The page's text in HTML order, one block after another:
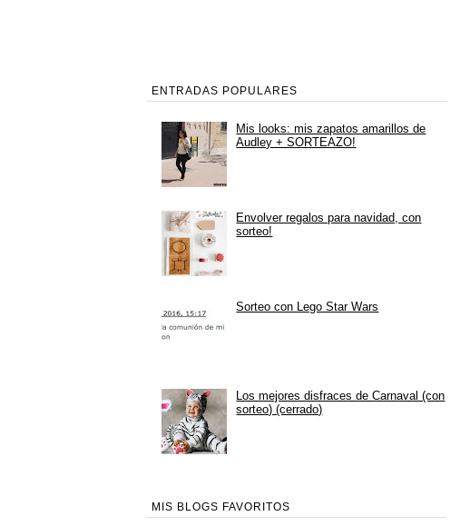
ENTRADAS POPULARES
Mis looks: mis zapatos amarillos de
Audley + SORTEAZO!
Envolver regalos para navidad, con
sorteo!
Sorteo con Lego Star Wars
Los mejores disfraces de Carnaval (con
sorteo) (cerrado)
MIS BLOGS FAVORITOS